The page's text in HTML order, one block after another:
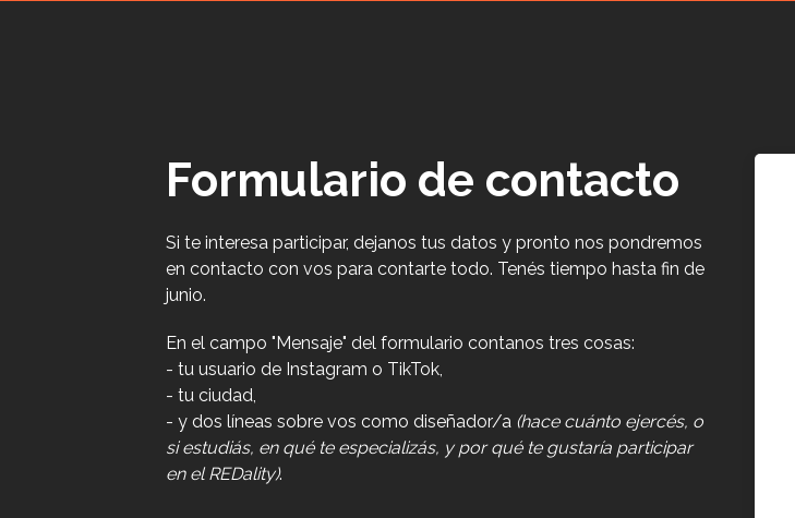
Formulario de contacto
Si te interesa participar, dejanos tus datos y pronto nos pondremos
en contacto con vos para contarte todo. Tenés tiempo hasta fin de
junio.
En el campo "Mensaje" del formulario contanos tres cosas:
- tu usuario de Instagram o TikTok,
- tu ciudad,
- y dos líneas sobre vos como diseñador/a (hace cuánto ejercés, o
si estudiás, en qué te especializás, y por qué te gustaría participar
en el REDality).